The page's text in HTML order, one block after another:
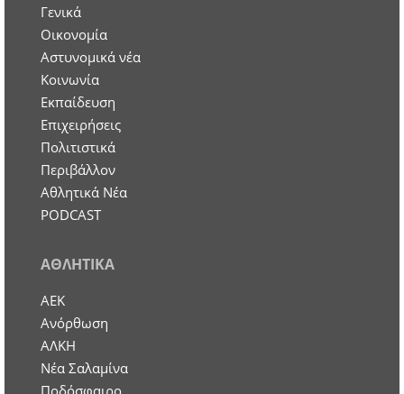
Γενικά
Οικονομία
Aστυνομικά νέα
Κοινωνία
Εκπαίδευση
Επιχειρήσεις
Πολιτιστικά
Περιβάλλον
Αθλητικά Νέα
PODCAST
ΑΘΛΗΤΙΚΑ
ΑΕΚ
Ανόρθωση
ΑΛΚΗ
Νέα Σαλαμίνα